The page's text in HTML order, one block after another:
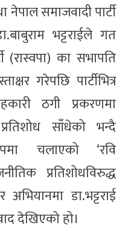
नेपाल समाजवादी पार्टी
भट्टराईले गत
(रास्वपा) का सभापति
गरेपछि पार्टीभित्र
ठगी प्रकरणमा
साँधेको भन्दै
चलाएको ‘रवि
प्रतिशोधविरुद्ध
अभियानमा डा.भट्टराई
देखिएको हो।